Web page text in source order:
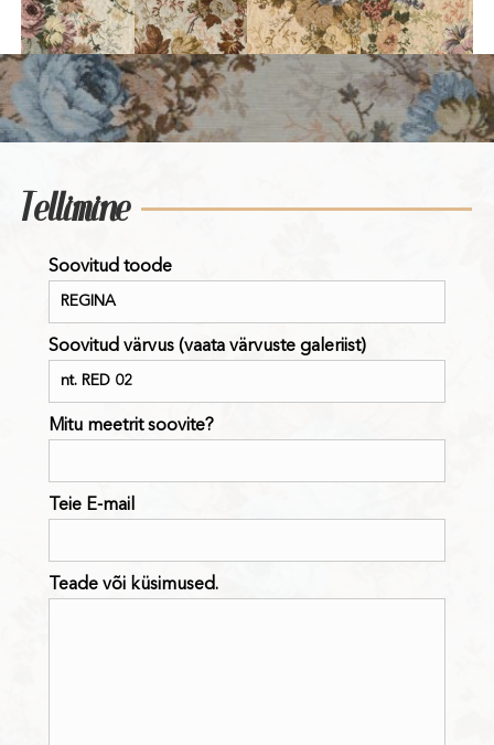
Tellimine
Soovitud toode
Soovitud värvus (vaata värvuste galeriist)
Mitu meetrit soovite?
Teie E-mail
Teade või küsimused.